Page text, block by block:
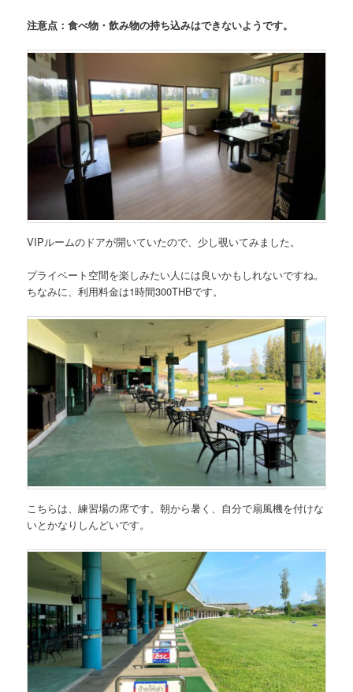
注意点：食べ物・飲み物の持ち込みはできないようです。
VIPルームのドアが開いていたので、少し覗いてみました。
プライベート空間を楽しみたい人には良いかもしれないですね。
ちなみに、利用料金は1時間300THBです。
こちらは、練習場の席です。朝から暑く、自分で扇風機を付けな
いとかなりしんどいです。